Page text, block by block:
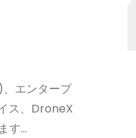
エンタープ
ス、DroneX
す...